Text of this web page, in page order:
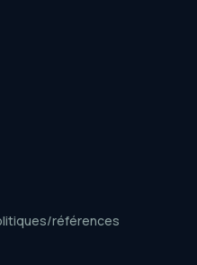
références